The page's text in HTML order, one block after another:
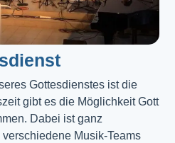
Gottesdienstes ist die
gibt es die Möglichkeit Gott
Dabei ist ganz
Musik-Teams